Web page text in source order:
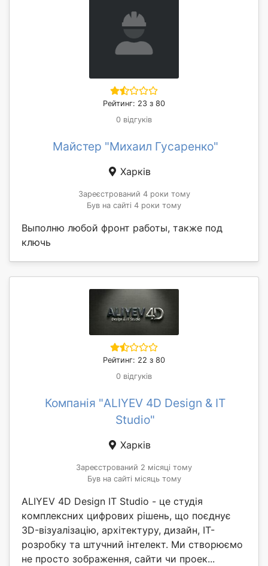
Рейтинг: 23 з 80
0 відгуків
Майстер "Михаил Гусаренко"
Харків
Зареєстрований 4 роки тому
Був на сайті 4 роки тому
Выполню любой фронт работы, также под
ключь
Рейтинг: 22 з 80
0 відгуків
Компанія "ALIYEV 4D Design & IT
Studio"
Харків
Зареєстрований 2 місяці тому
Був на сайті місяць тому
ALIYEV 4D Design IT Studio - це студія
комплексних цифрових рішень, що поєднує
3D-візуалізацію, архітектуру, дизайн, IT-
розробку та штучний інтелект. Ми створюємо
не просто зображення, сайти чи проек...